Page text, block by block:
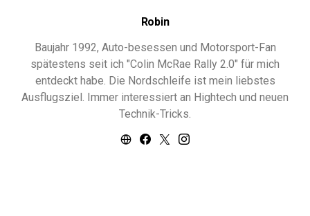
Robin
Baujahr 1992, Auto-besessen und Motorsport-Fan
spätestens seit ich "Colin McRae Rally 2.0" für mich
entdeckt habe. Die Nordschleife ist mein liebstes
Ausflugsziel. Immer interessiert an Hightech und neuen
Technik-Tricks.